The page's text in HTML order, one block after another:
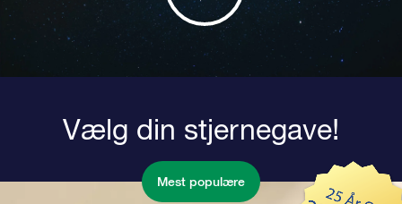
Vælg din stjernegave!
Mest populære